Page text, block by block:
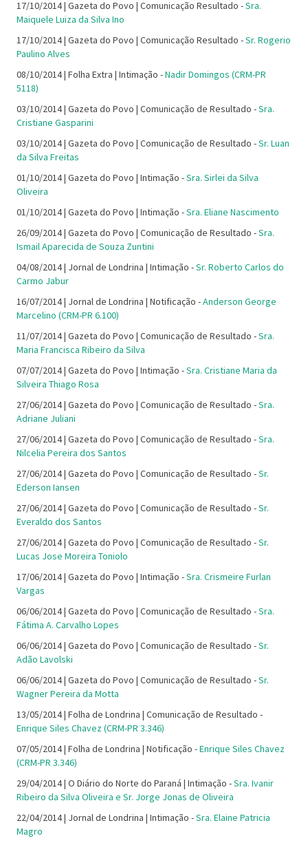
17/10/2014 | Gazeta do Povo | Comunicação Resultado -Sra.
Maiquele Luiza da Silva Ino
17/10/2014 | Gazeta do Povo | Comunicação Resultado -Sr. Rogerio
Paulino Alves
08/10/2014 | Folha Extra | Intimação -Nadir Domingos (CRM-PR
5118)
03/10/2014 | Gazeta do Povo | Comunicação de Resultado -Sra.
Cristiane Gasparini
03/10/2014 | Gazeta do Povo | Comunicação de Resultado -Sr. Luan
da Silva Freitas
01/10/2014 | Gazeta do Povo | Intimação -Sra. Sirlei da Silva
Oliveira
01/10/2014 | Gazeta do Povo | Intimação -Sra. Eliane Nascimento
26/09/2014 | Gazeta do Povo | Comunicação de Resultado -Sra.
Ismail Aparecida de Souza Zuntini
04/08/2014 | Jornal de Londrina | Intimação -Sr. Roberto Carlos do
Carmo Jabur
16/07/2014 | Jornal de Londrina | Notificação -Anderson George
Marcelino (CRM-PR 6.100)
11/07/2014 | Gazeta do Povo | Comunicação de Resultado -Sra.
Maria Francisca Ribeiro da Silva
07/07/2014 | Gazeta do Povo | Intimação -Sra. Cristiane Maria da
Silveira Thiago Rosa
27/06/2014 | Gazeta do Povo | Comunicação de Resultado -Sra.
Adriane Juliani
27/06/2014 | Gazeta do Povo | Comunicação de Resultado -Sra.
Nilcelia Pereira dos Santos
27/06/2014 | Gazeta do Povo | Comunicação de Resultado -Sr.
Ederson Iansen
27/06/2014 | Gazeta do Povo | Comunicação de Resultado -Sr.
Everaldo dos Santos
27/06/2014 | Gazeta do Povo | Comunicação de Resultado -Sr.
Lucas Jose Moreira Toniolo
17/06/2014 | Gazeta do Povo | Intimação -Sra. Crismeire Furlan
Vargas
06/06/2014 | Gazeta do Povo | Comunicação de Resultado -Sra.
Fátima A. Carvalho Lopes
06/06/2014 | Gazeta do Povo | Comunicação de Resultado -Sr.
Adão Lavolski
06/06/2014 | Gazeta do Povo | Comunicação de Resultado -Sr.
Wagner Pereira da Motta
13/05/2014 | Folha de Londrina | Comunicação de Resultado -
Enrique Siles Chavez (CRM-PR 3.346)
07/05/2014 | Folha de Londrina | Notificação -Enrique Siles Chavez
(CRM-PR 3.346)
29/04/2014 | O Diário do Norte do Paraná | Intimação -Sra. Ivanir
Ribeiro da Silva Oliveira e Sr. Jorge Jonas de Oliveira
22/04/2014 | Jornal de Londrina | Intimação -Sra. Elaine Patricia
Magro